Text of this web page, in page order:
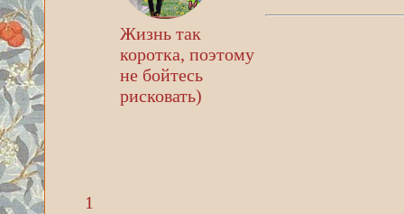
Жизнь так
коротка, поэтому
не бойтесь
рисковать)
1